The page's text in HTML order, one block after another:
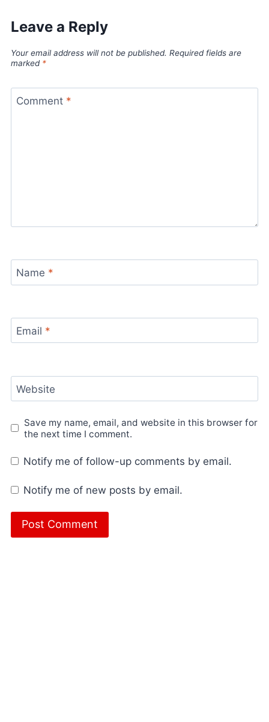
Leave a Reply
Your email address will not be published. Required fields are
marked *
Comment *
Name *
Email *
Website
Save my name, email, and website in this browser for
the next time I comment.
Notify me of follow-up comments by email.
Notify me of new posts by email.